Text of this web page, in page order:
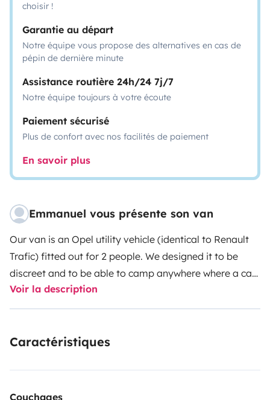
choisir !
Garantie au départ
Notre équipe vous propose des alternatives en cas de
pépin de dernière minute
Assistance routière 24h/24 7j/7
Notre équipe toujours à votre écoute
Paiement sécurisé
Plus de confort avec nos facilités de paiement
En savoir plus
Emmanuel vous présente son van
Our van is an Opel utility vehicle (identical to Renault
Trafic) fitted out for 2 people. We designed it to be
discreet and to be able to camp anywhere where a car
could park. It therefore has no bike rack, ventilation
grill, solar panel, or windows that could make you think
exploring the coastline or camping near towns.
passenger seat flips around to take full advantage of
Voir la description
Caractéristiques
Couchages